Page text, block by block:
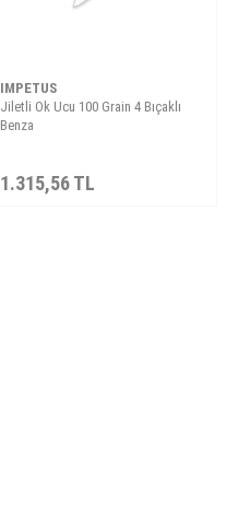
IMPETUS
Jiletli Ok Ucu 100 Grain 4 Bıçaklı
Benza
1.315,56TL